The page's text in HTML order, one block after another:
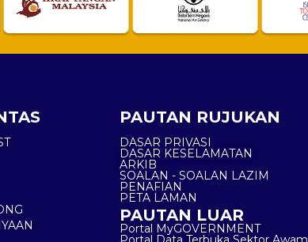
PAUTAN RUJUKAN
DASAR PRIVASI
DASAR KESELAMATAN
ARKIB
SOALAN - SOALAN LAZIM
PENAFIAN
PETA LAMAN
PAUTAN LUAR
Portal MyGOVERNMENT